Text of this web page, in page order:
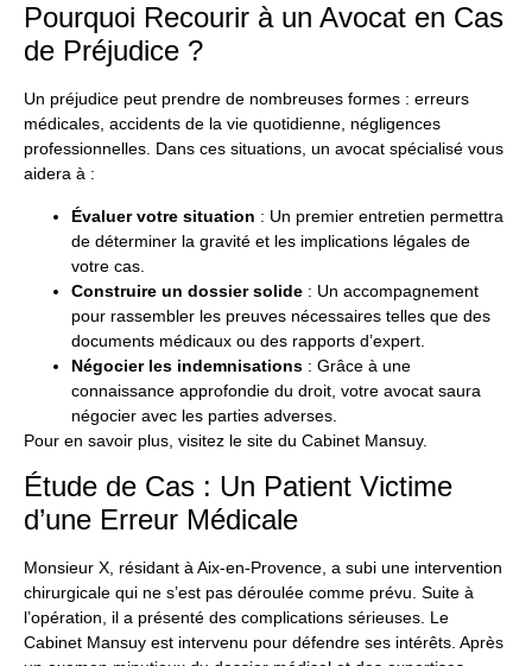
Pourquoi Recourir à un Avocat en Cas
de Préjudice ?
Un préjudice peut prendre de nombreuses formes : erreurs
médicales, accidents de la vie quotidienne, négligences
professionnelles. Dans ces situations, un avocat spécialisé vous
aidera à :
Évaluer votre situation : Un premier entretien permettra
de déterminer la gravité et les implications légales de
votre cas.
Construire un dossier solide : Un accompagnement
pour rassembler les preuves nécessaires telles que des
documents médicaux ou des rapports d’expert.
Négocier les indemnisations : Grâce à une
connaissance approfondie du droit, votre avocat saura
négocier avec les parties adverses.
Pour en savoir plus, visitez le site du Cabinet Mansuy.
Étude de Cas : Un Patient Victime
d’une Erreur Médicale
Monsieur X, résidant à Aix-en-Provence, a subi une intervention
chirurgicale qui ne s’est pas déroulée comme prévu. Suite à
l’opération, il a présenté des complications sérieuses. Le
Cabinet Mansuy est intervenu pour défendre ses intérêts. Après